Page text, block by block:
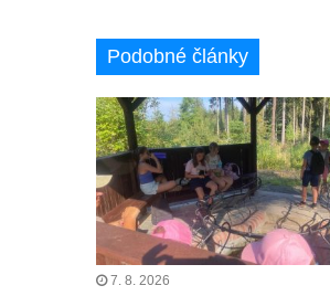
Podobné články
7. 8. 2026